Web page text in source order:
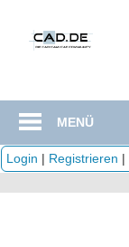
MENÜ
Login | Registrieren |